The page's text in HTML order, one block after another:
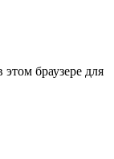
браузере для